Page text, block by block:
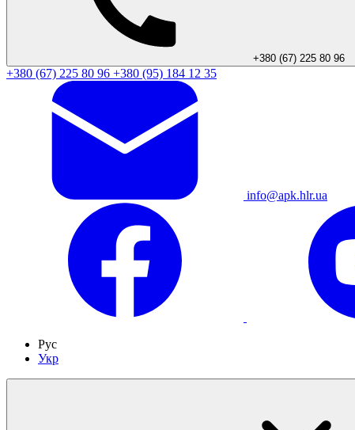
+380 (67) 225 80 96
+380 (67) 225 80 96 +380 (95) 184 12 35
info@apk.hlr.ua
Рус
Укр